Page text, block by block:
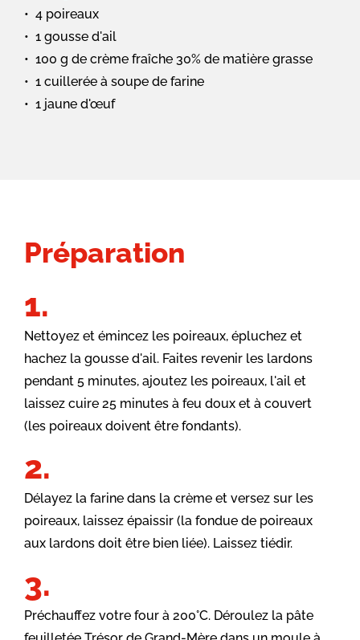
4 poireaux
1 gousse d'ail
100 g de crème fraîche 30% de matière grasse
1 cuillerée à soupe de farine
1 jaune d'œuf
Préparation
Nettoyez et émincez les poireaux, épluchez et
hachez la gousse d'ail. Faites revenir les lardons
pendant 5 minutes, ajoutez les poireaux, l'ail et
laissez cuire 25 minutes à feu doux et à couvert
(les poireaux doivent être fondants).
Délayez la farine dans la crème et versez sur les
poireaux, laissez épaissir (la fondue de poireaux
aux lardons doit être bien liée). Laissez tiédir.
Préchauffez votre four à 200°C. Déroulez la pâte